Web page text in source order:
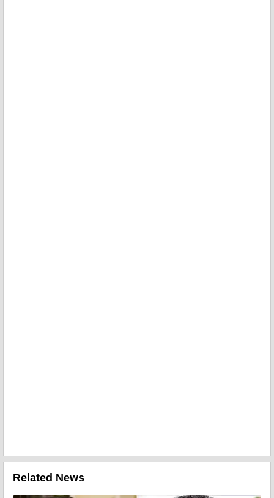
Related News